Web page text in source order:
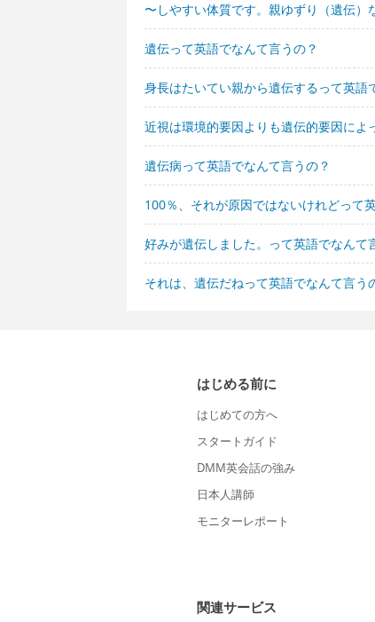
〜しやすい体質です。親ゆずり（遺伝
遺伝って英語でなんて言うの？
身長はたいてい親から遺伝するって英語
近視は環境的要因よりも遺伝的要因によ
遺伝病って英語でなんて言うの？
100％、それが原因ではないけれどって
好みが遺伝しました。って英語でなんて
それは、遺伝だねって英語でなんて言う
はじめる前に
はじめての方へ
スタートガイド
DMM英会話の強み
日本人講師
モニターレポート
関連サービス